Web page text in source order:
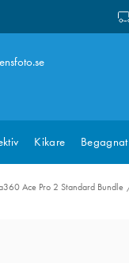
Kikare Begagnat
Ace Pro 2 Standard Bundle